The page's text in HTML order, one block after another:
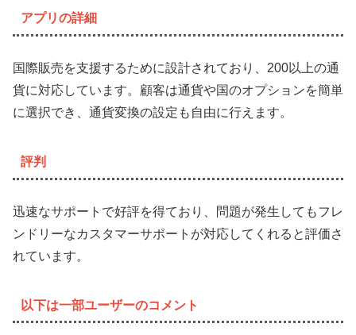
アプリの詳細
国際販売を支援するために設計されており、200以上の通
貨に対応しています。顧客は通貨や国のオプションを簡単
に選択でき、通貨変換の設定も自由に行えます。
評判
迅速なサポートで好評を得ており、問題が発生してもフレ
ンドリーなカスタマーサポートが対応してくれると評価さ
れています。
以下は一部ユーザーのコメント